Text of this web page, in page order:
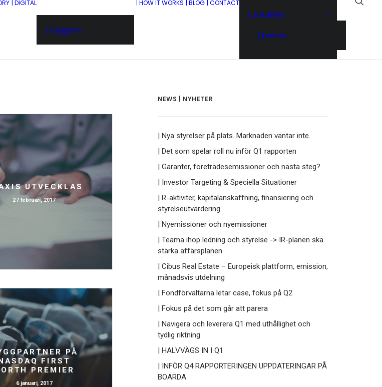
| DIGITAL
| Logga in
| HOW IT WORKS | BLOG | CONTACT
| JOURNEY
| Events
UTVECKLAS
27 februari, 2017
PÅ
FIRST
PREMIER
6 januari, 2017
NEWS | NYHETER
| Nya styrelser på plats. Marknaden väntar inte.
| Det som spelar roll nu inför Q1 rapporten
| Garanter, företrädesemissioner och nästa steg?
| Investor Targeting & Speciella Situationer
| R-aktiviter, kapitalanskaffning, finansiering och
styrelseutvärdering
| Nyemissioner och nyemissioner
| Teama ihop ledning och styrelse -> IR-planen ska
stärka affärsplanen
| Cibus Real Estate – Europeisk plattform, emission,
månadsvis utdelning
| Fondförvaltarna letar case, fokus på Q2
| Fokus på det som går att parera
| Navigera och leverera Q1 med uthållighet och
tydlig riktning
| HALVVÄGS IN I Q1
| INFÖR Q4 RAPPORTERINGEN UPPDATERINGAR PÅ
BOARDA